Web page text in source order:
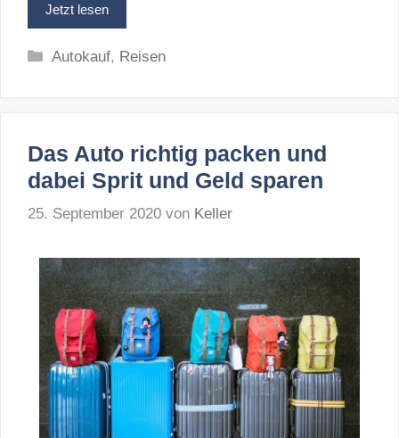
Jetzt lesen
Kategorien
Autokauf, Reisen
Das Auto richtig packen und
dabei Sprit und Geld sparen
25. September 2020 von Keller